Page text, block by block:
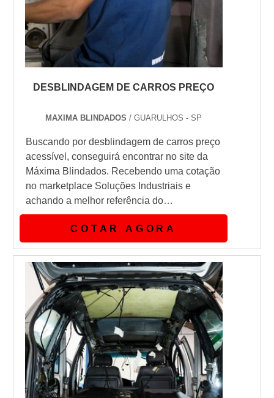
DESBLINDAGEM DE CARROS PREÇO
MAXIMA BLINDADOS/ GUARULHOS - SP
Buscando por desblindagem de carros preço
acessível, conseguirá encontrar no site da
Máxima Blindados. Recebendo uma cotação
no marketplace Soluções Industriais e
achando a melhor referência do
mercado.Quando a temática é desblindagem
de carros, na Máxima Blindados encontrará
ótima qualidade com parceria estratégica
junto ao fabricante de vidros, que permite
oferecer o menor custo, manter altos níveis
de qualidade e o melhor prazo de en...
COTAR AGORA